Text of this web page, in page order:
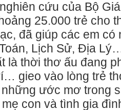
cứu của Bộ
25.000 trẻ cho
đã giúp các em có
Lịch Sử, Địa
là thời thơ ấu đang
gieo vào lòng trẻ
ước mơ trong
con và tình gia
cho thue xe may phu yen -
phú yên
0387560028 cho thuê xe
thuê xe máy ở tại Tuy Hòa
cho
căn